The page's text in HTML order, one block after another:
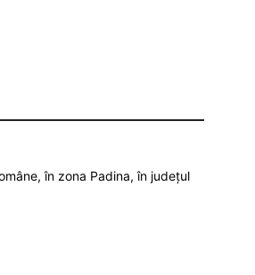
în zona Padina, în județul